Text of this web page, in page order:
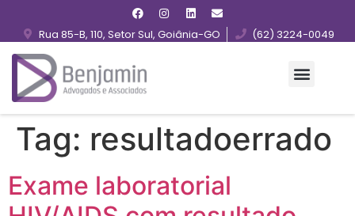
Rua 85-B, 110, Setor Sul, Goiânia-GO (62) 3224-0049
Tag: resultadoerrado
Exame laboratorial